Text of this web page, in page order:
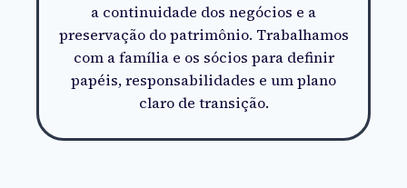
a continuidade dos negócios e a
preservação do patrimônio. Trabalhamos
com a família e os sócios para definir
papéis, responsabilidades e um plano
claro de transição.